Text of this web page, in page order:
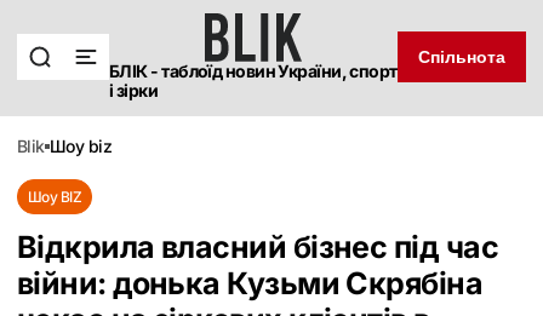
БЛІК - таблоїд новин України, спорт
і зірки
Спільнота
blik шоу biz
Шоу BIZ
Відкрила власний бізнес під час
війни: донька Кузьми Скрябіна